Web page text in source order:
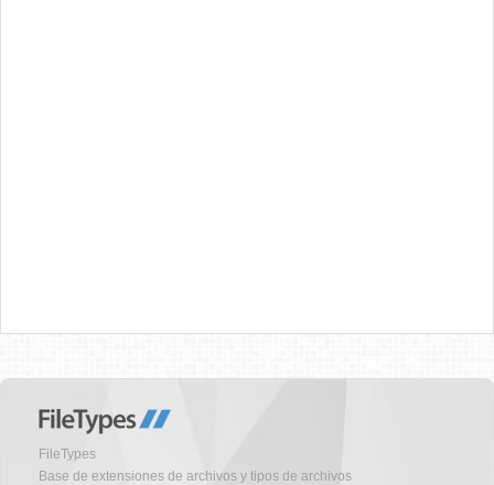
FileTypes
Base de extensiones de archivos y tipos de archivos